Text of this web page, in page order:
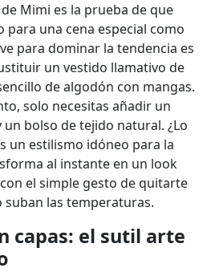
Mimi es la prueba de que
para una cena especial como
para dominar la tendencia es
un vestido llamativo de
de algodón con mangas.
solo necesitas añadir un
bolso de tejido natural. ¿Lo
un estilismo idóneo para la
al instante en un look
el simple gesto de quitarte
las temperaturas.
capas: el sutil arte